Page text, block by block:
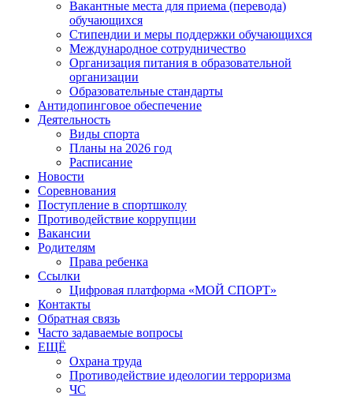
Вакантные места для приема (перевода)
обучающихся
Стипендии и меры поддержки обучающихся
Международное сотрудничество
Организация питания в образовательной
организации
Образовательные стандарты
Антидопинговое обеспечение
Деятельность
Виды спорта
Планы на 2026 год
Расписание
Новости
Соревнования
Поступление в спортшколу
Противодействие коррупции
Вакансии
Родителям
Права ребенка
Ссылки
Цифровая платформа «МОЙ СПОРТ»
Контакты
Обратная связь
Часто задаваемые вопросы
ЕЩЁ
Охрана труда
Противодействие идеологии терроризма
ЧС